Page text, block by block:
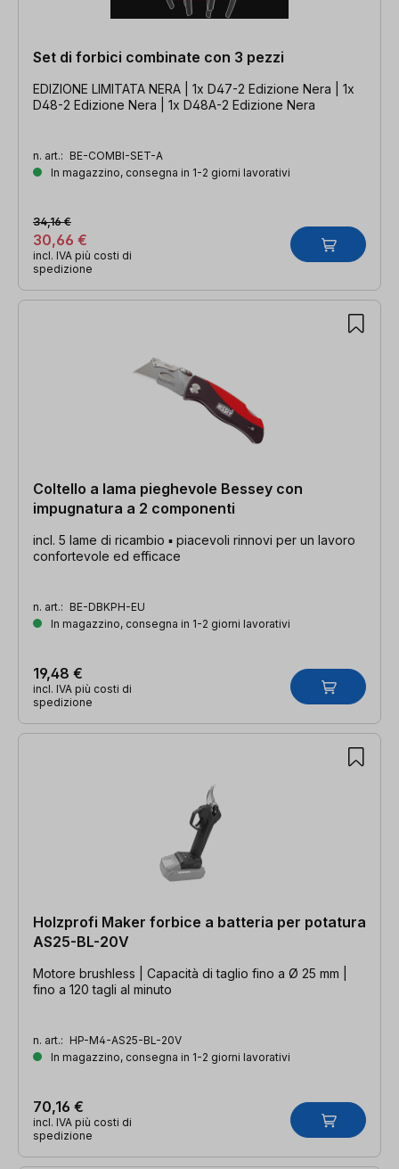
Set di forbici combinate con 3 pezzi
EDIZIONE LIMITATA NERA | 1x D47-2 Edizione Nera | 1x
D48-2 Edizione Nera | 1x D48A-2 Edizione Nera
n. art.: BE-COMBI-SET-A
In magazzino, consegna in 1-2 giorni lavorativi
30,66 €
34,16 €
incl. IVA più costi di
spedizione
Coltello a lama pieghevole Bessey con
impugnatura a 2 componenti
incl. 5 lame di ricambio ▪ piacevoli rinnovi per un lavoro
confortevole ed efficace
n. art.: BE-DBKPH-EU
In magazzino, consegna in 1-2 giorni lavorativi
19,48 €
incl. IVA più costi di
spedizione
Holzprofi Maker forbice a batteria per potatura
AS25-BL-20V
Motore brushless | Capacità di taglio fino a Ø 25 mm |
fino a 120 tagli al minuto
n. art.: HP-M4-AS25-BL-20V
In magazzino, consegna in 1-2 giorni lavorativi
70,16 €
incl. IVA più costi di
spedizione